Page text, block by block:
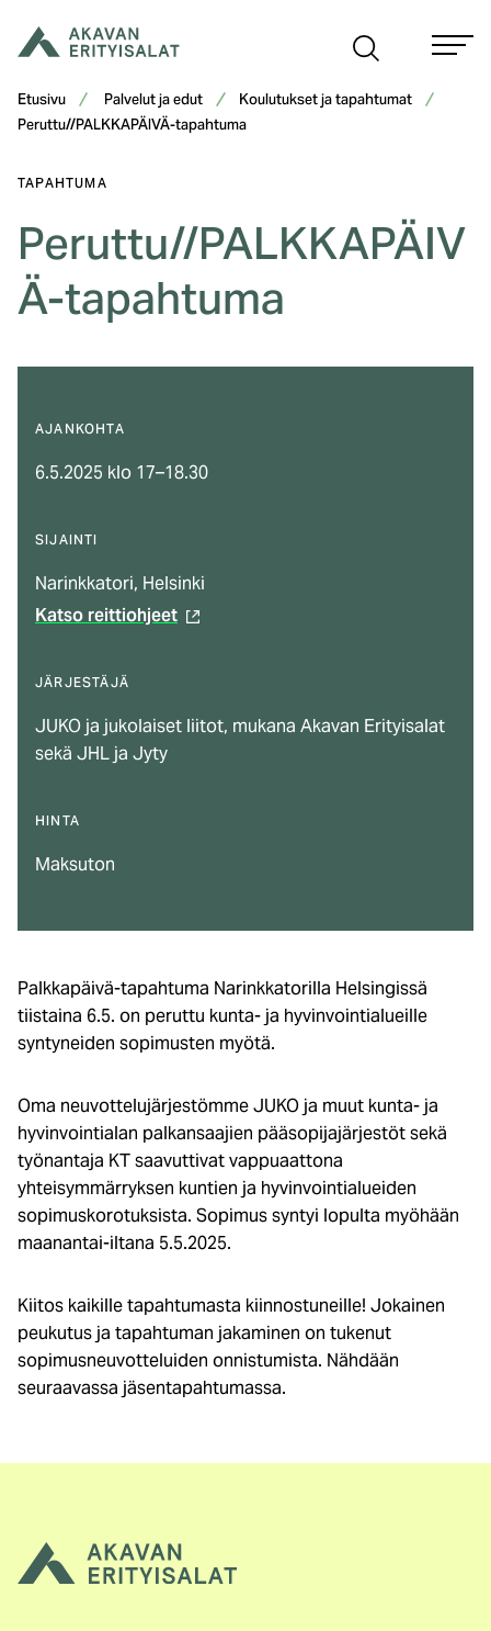
sisältöön
Etusivu Palvelut ja edut
Koulutukset ja tapahtumat
Peruttu//PALKKAPÄIVÄ-tapahtuma
TAPAHTUMA
Peruttu//PALKKAPÄIV
Ä-tapahtuma
AJANKOHTA
6.5.2025 klo 17–18.30
SIJAINTI
Narinkkatori, Helsinki
Katso reittiohjeet
linkki)
JÄRJESTÄJÄ
JUKO ja jukolaiset liitot, mukana Akavan Erityisalat
sekä JHL ja Jyty
HINTA
Maksuton
Palkkapäivä-tapahtuma Narinkkatorilla Helsingissä
tiistaina 6.5. on peruttu kunta- ja hyvinvointialueille
syntyneiden sopimusten myötä.
Oma neuvottelujärjestömme JUKO ja muut kunta- ja
hyvinvointialan palkansaajien pääsopijajärjestöt sekä
työnantaja KT saavuttivat vappuaattona
yhteisymmärryksen kuntien ja hyvinvointialueiden
sopimuskorotuksista. Sopimus syntyi lopulta myöhään
maanantai-iltana 5.5.2025.
Kiitos kaikille tapahtumasta kiinnostuneille! Jokainen
peukutus ja tapahtuman jakaminen on tukenut
sopimusneuvotteluiden onnistumista. Nähdään
seuraavassa jäsentapahtumassa.